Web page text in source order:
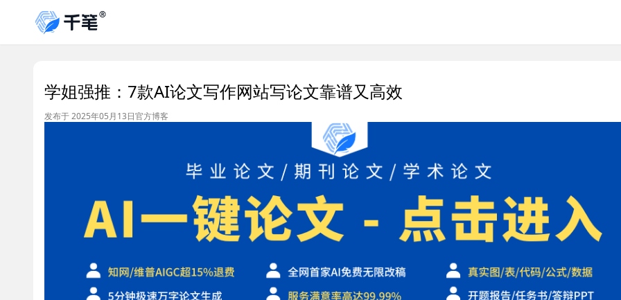
学姐强推：7款AI论文写作网站写论文靠谱又高效
发布于 2025年05月13日官方博客